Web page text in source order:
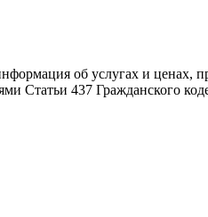
об услугах и
Статьи 437 Гражданского